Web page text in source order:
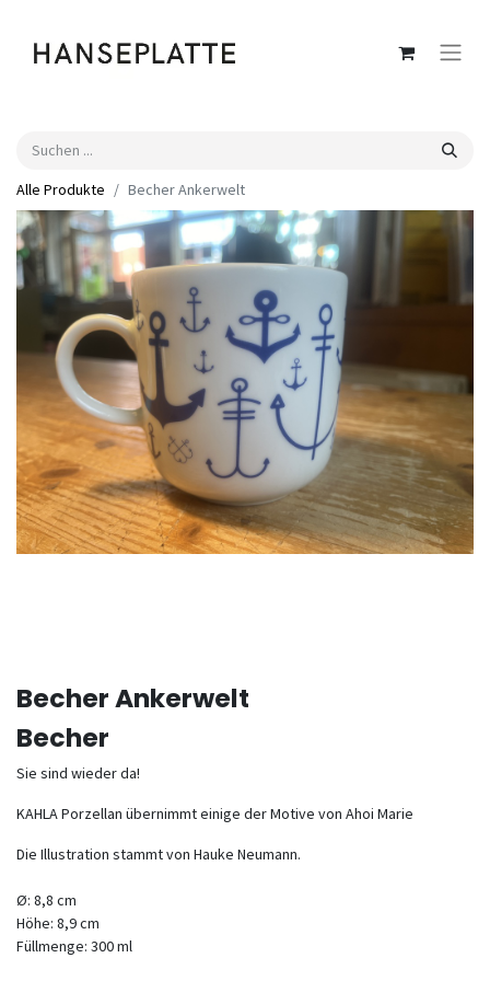
Alle Produkte Becher Ankerwelt
Becher Ankerwelt
Becher
Sie sind wieder da!
KAHLA Porzellan übernimmt einige der Motive von Ahoi Marie
Die Illustration stammt von Hauke Neumann.
Ø: 8,8 cm
Höhe: 8,9 cm
Füllmenge: 300 ml